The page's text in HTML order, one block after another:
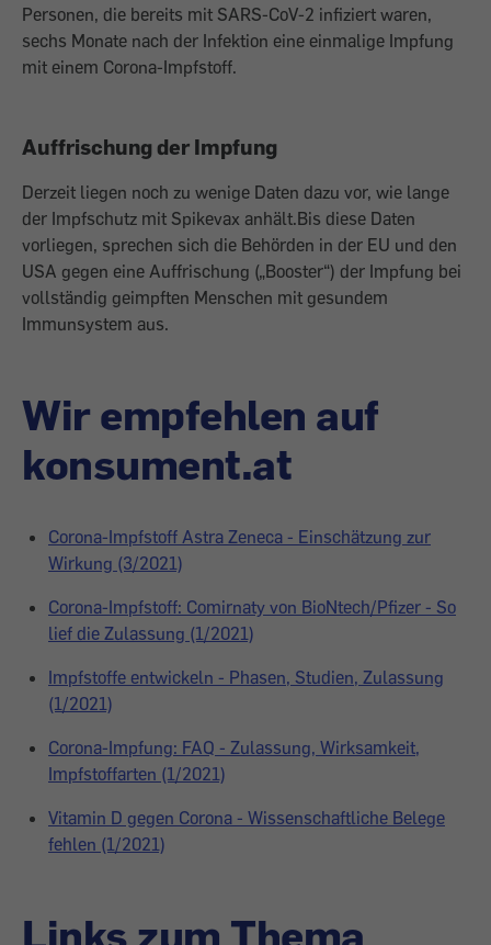
Personen, die bereits mit SARS-CoV-2 infiziert waren,
sechs Monate nach der Infektion eine einmalige Impfung
mit einem Corona-Impfstoff.
Auffrischung der Impfung
Derzeit liegen noch zu wenige Daten dazu vor, wie lange
der Impfschutz mit Spikevax anhält.Bis diese Daten
vorliegen, sprechen sich die Behörden in der EU und den
USA gegen eine Auffrischung („Booster“) der Impfung bei
vollständig geimpften Menschen mit gesundem
Immunsystem aus.
Wir empfehlen auf
konsument.at
Corona-Impfstoff Astra Zeneca - Einschätzung zur
Wirkung (3/2021)
Corona-Impfstoff: Comirnaty von BioNtech/Pfizer - So
lief die Zulassung (1/2021)
Impfstoffe entwickeln - Phasen, Studien, Zulassung
(1/2021)
Corona-Impfung: FAQ - Zulassung, Wirksamkeit,
Impfstoffarten (1/2021)
Vitamin D gegen Corona - Wissenschaftliche Belege
fehlen (1/2021)
Links zum Thema